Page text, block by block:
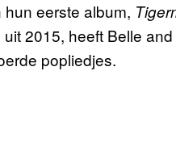
hun eerste album,
uit 2015, heeft Belle
popliedjes.